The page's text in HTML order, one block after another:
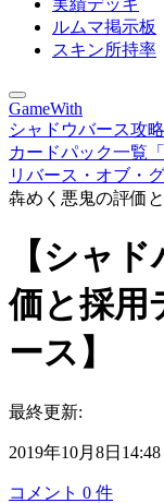
実績デッキ
ルムマ掲示板
スキン所持率
GameWith
シャドウバース攻
カードパック一覧
リバース・オブ・
犇めく悪鬼の評価
【シャ
価と採用
ース】
最終更新:
2019年10月8日14:48
コメント 0 件